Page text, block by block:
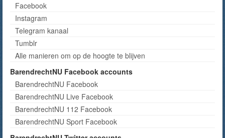
Facebook
Instagram
Telegram kanaal
Tumblr
Alle manieren om op de hoogte te blijven
BarendrechtNU Facebook accounts
BarendrechtNU Facebook
BarendrechtNU Live Facebook
BarendrechtNU 112 Facebook
BarendrechtNU Sport Facebook